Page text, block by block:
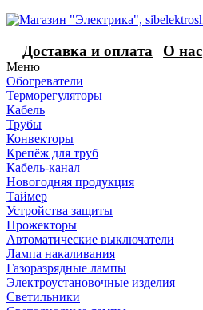
О нас
Доставка и оплата
Меню
Обогреватели
Терморегуляторы
Кабель
Трубы
Конвекторы
Крепёж для труб
Кабель-канал
Новогодняя продукция
Таймер
Устройства защиты
Прожекторы
Автоматические выключатели
Лампа накаливания
Газоразрядные лампы
Электроустановочные изделия
Светильники